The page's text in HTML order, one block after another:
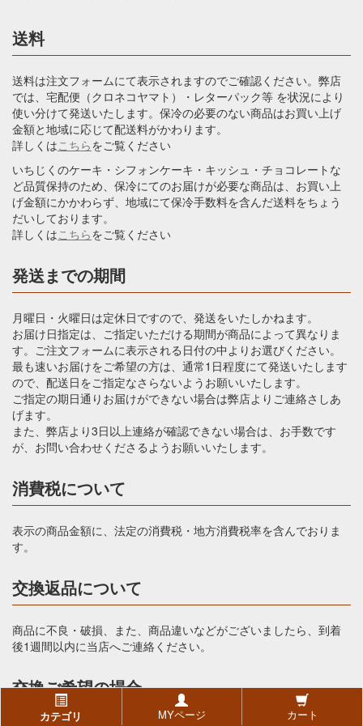
カテゴリ MYページ カート
送料
送料は注文フォームにて表示されますのでご確認ください。弊店
では、宅配便（クロネコヤマト）・レターパック等 を状況により
使い分けて発送いたします。保冷の必要のない商品はお買い上げ
金額と地域に応じて配送料がかわります。
詳しくはこちらをご覧ください
いちじくのケーキ・シフォンケーキ・キッシュ・チョコレートな
ど品質保持のため、保冷にてのお届けが必要な商品は、お買い上
げ金額にかかわらず、地域にて保冷手数料を含んだ送料をちょう
だいしております。
詳しくはこちらをご覧ください
発送までの期間
月曜日・火曜日は定休日ですので、発送をいたしかねます。
お届け日指定は、ご指定いただける期間が商品によって異なりま
す。ご注文フォームに表示される日付の中よりお選びください。
最も速いお届けをご希望の方は、通常1日程度にて発送いたします
ので、配送日をご指定なさらないようお願いいたします。
ご指定の期日通りお届けができない場合は弊店よりご連絡さしあ
げます。
また、弊店より3日以上連絡が確認できない場合は、お手数です
が、お問い合わせくださるようお願いいたします。
消費税について
表示の商品金額に、法定の消費税・地方消費税率を含んでおりま
す。
交換返品について
商品に不良・破損、また、商品違いなどがございましたら、到着
後1週間以内に当店へご連絡ください。
交換ご希望の場合